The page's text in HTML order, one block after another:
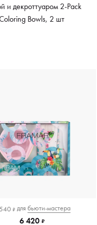
и декроттуаром 2-Pack
Bowls, 2 шт
₽ для бьюти-мастера
6 420 ₽